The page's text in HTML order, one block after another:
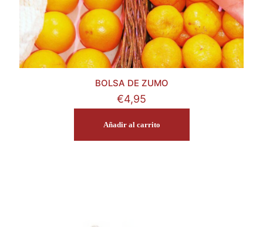
BOLSA DE ZUMO
€4,95
Añadir al carrito